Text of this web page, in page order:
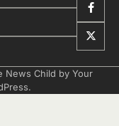
News Child by Your
.